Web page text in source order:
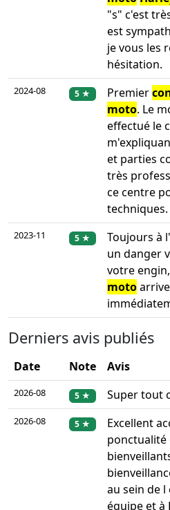
"s" c'est
est
je vous les
hésitation.
2024-08 5 ★ Premier
moto. Le
effectué le
et parties
très
ce centre
techniques.
2023-11 5 ★
Toujours à
un danger
votre
moto
Derniers avis publiés
Date Note Avis
2026-08 5 ★ Super tout
2026-08 5 ★
Excellent
ponctualité
au sein de
équipe et à